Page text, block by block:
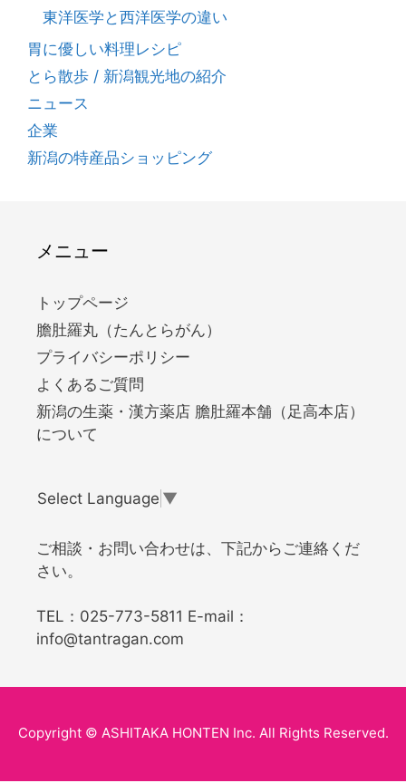
東洋医学と西洋医学の違い
胃に優しい料理レシピ
とら散歩 / 新潟観光地の紹介
ニュース
企業
新潟の特産品ショッピング
メニュー
トップページ
膽肚羅丸（たんとらがん）
プライバシーポリシー
よくあるご質問
新潟の生薬・漢方薬店 膽肚羅本舗（足高本店）
について
Select Language ▼
ご相談・お問い合わせは、下記からご連絡くだ
さい。
TEL： 025-773-5811 E-mail：
info@tantragan.com
Copyright © ASHITAKA HONTEN Inc. All Rights Reserved.